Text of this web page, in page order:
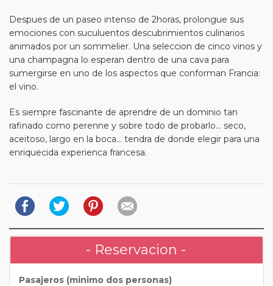
Despues de un paseo intenso de 2horas, prolongue sus
emociones con suculuentos descubrimientos culinarios
animados por un sommelier. Una seleccion de cinco vinos y
una champagna lo esperan dentro de una cava para
sumergirse en uno de los aspectos que conforman Francia:
el vino.
Es siempre fascinante de aprendre de un dominio tan
rafinado como perenne y sobre todo de probarlo… seco,
aceitoso, largo en la boca… tendra de donde elegir para una
enriquecida experienca francesa.
- Reservacion -
Pasajeros (minimo dos personas)